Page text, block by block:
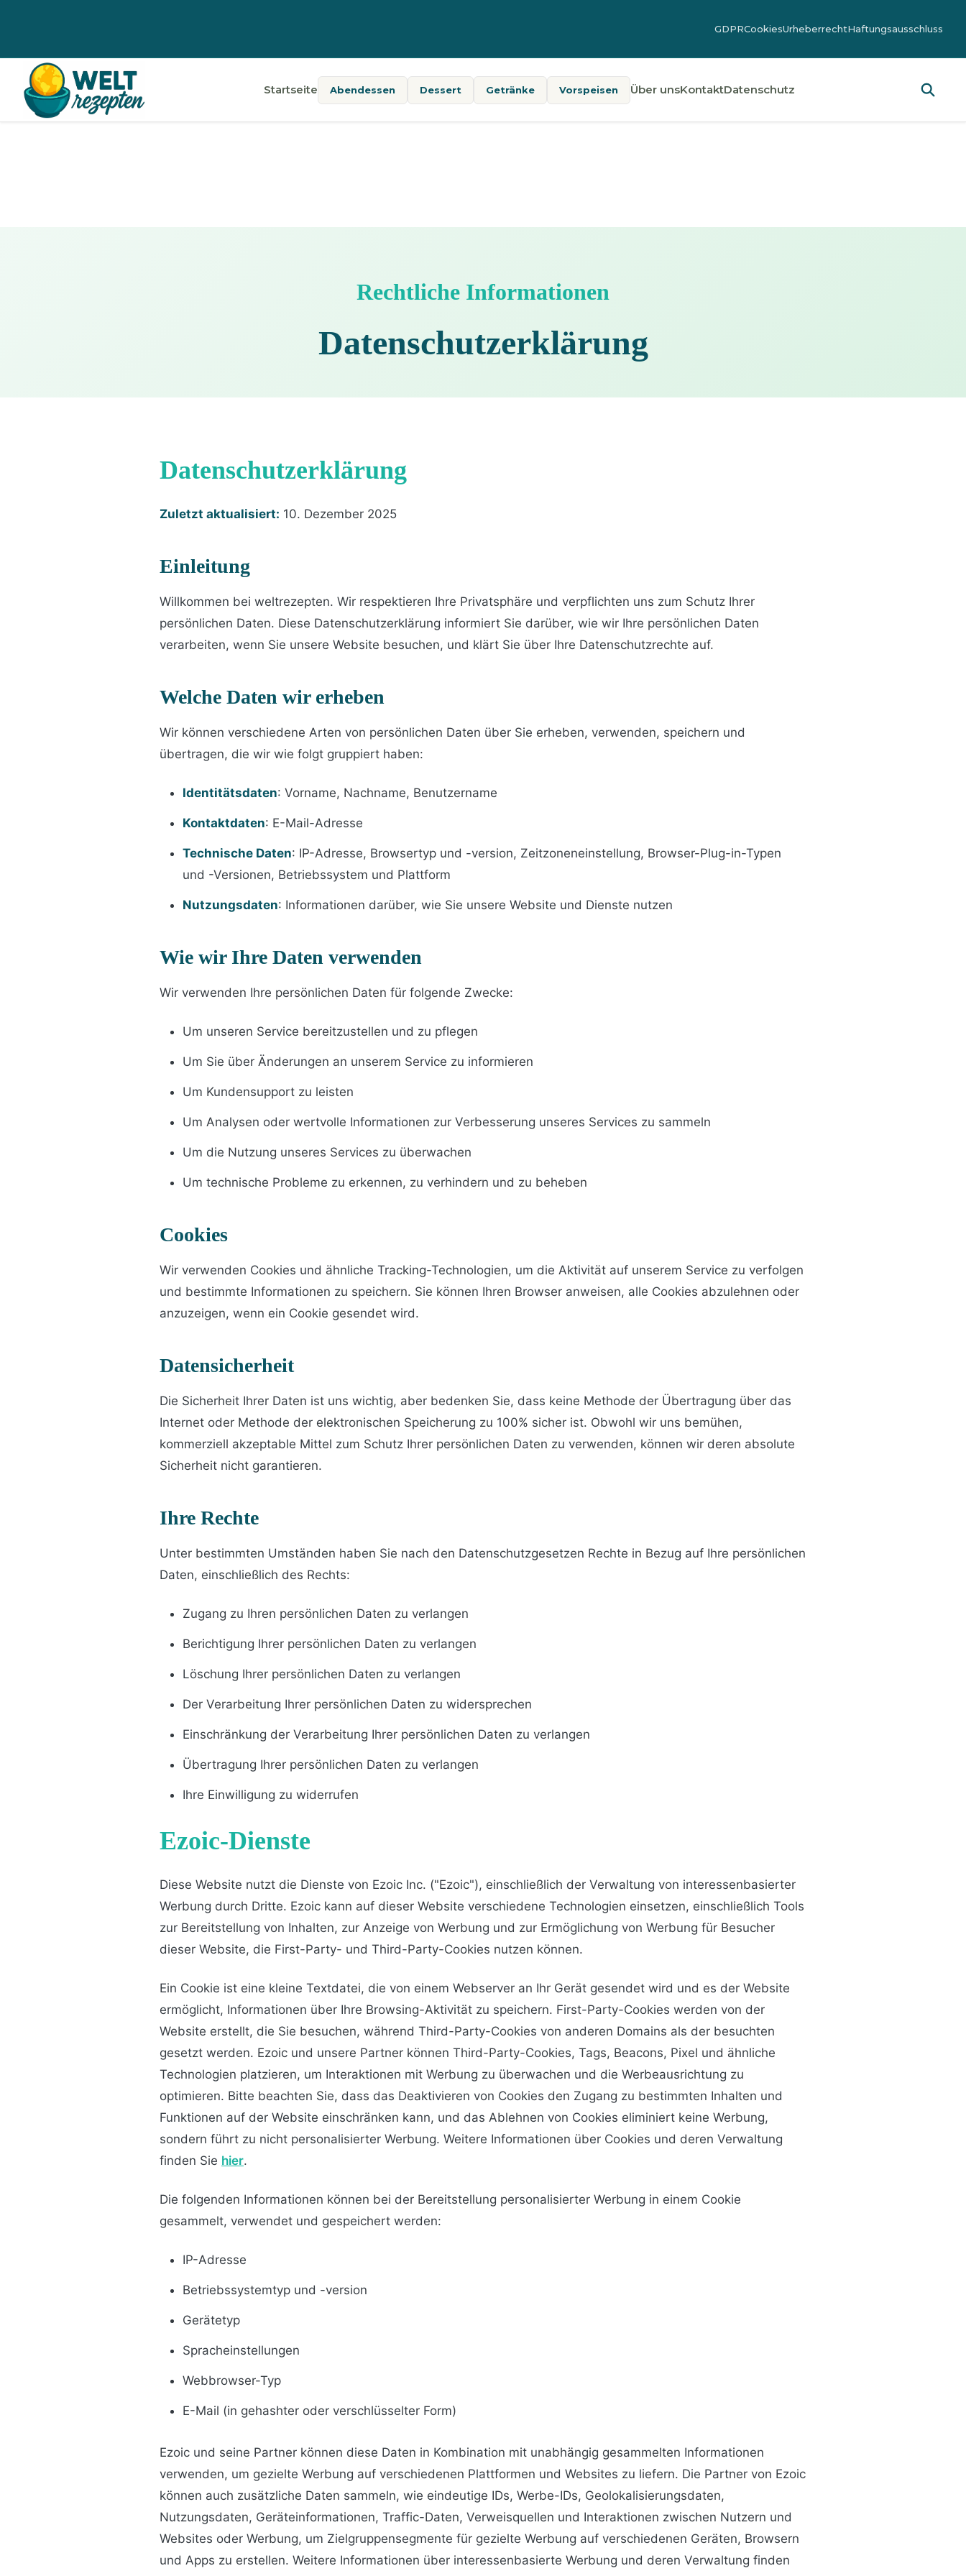
GDPRCookiesUrheberrechtHaftungsausschluss
Startseite Abendessen Dessert Getränke Vorspeisen Über unsKontaktDatenschutz
Rechtliche Informationen
Datenschutzerklärung
Datenschutzerklärung
Zuletzt aktualisiert: 10. Dezember 2025
Einleitung
Willkommen bei weltrezepten. Wir respektieren Ihre Privatsphäre und verpflichten uns zum Schutz Ihrer
persönlichen Daten. Diese Datenschutzerklärung informiert Sie darüber, wie wir Ihre persönlichen Daten
verarbeiten, wenn Sie unsere Website besuchen, und klärt Sie über Ihre Datenschutzrechte auf.
Welche Daten wir erheben
Wir können verschiedene Arten von persönlichen Daten über Sie erheben, verwenden, speichern und
übertragen, die wir wie folgt gruppiert haben:
Identitätsdaten: Vorname, Nachname, Benutzername
Kontaktdaten: E-Mail-Adresse
Technische Daten: IP-Adresse, Browsertyp und -version, Zeitzoneneinstellung, Browser-Plug-in-Typen
und -Versionen, Betriebssystem und Plattform
Nutzungsdaten: Informationen darüber, wie Sie unsere Website und Dienste nutzen
Wie wir Ihre Daten verwenden
Wir verwenden Ihre persönlichen Daten für folgende Zwecke:
Um unseren Service bereitzustellen und zu pflegen
Um Sie über Änderungen an unserem Service zu informieren
Um Kundensupport zu leisten
Um Analysen oder wertvolle Informationen zur Verbesserung unseres Services zu sammeln
Um die Nutzung unseres Services zu überwachen
Um technische Probleme zu erkennen, zu verhindern und zu beheben
Cookies
Wir verwenden Cookies und ähnliche Tracking-Technologien, um die Aktivität auf unserem Service zu verfolgen
und bestimmte Informationen zu speichern. Sie können Ihren Browser anweisen, alle Cookies abzulehnen oder
anzuzeigen, wenn ein Cookie gesendet wird.
Datensicherheit
Die Sicherheit Ihrer Daten ist uns wichtig, aber bedenken Sie, dass keine Methode der Übertragung über das
Internet oder Methode der elektronischen Speicherung zu 100% sicher ist. Obwohl wir uns bemühen,
kommerziell akzeptable Mittel zum Schutz Ihrer persönlichen Daten zu verwenden, können wir deren absolute
Sicherheit nicht garantieren.
Ihre Rechte
Unter bestimmten Umständen haben Sie nach den Datenschutzgesetzen Rechte in Bezug auf Ihre persönlichen
Daten, einschließlich des Rechts:
Zugang zu Ihren persönlichen Daten zu verlangen
Berichtigung Ihrer persönlichen Daten zu verlangen
Löschung Ihrer persönlichen Daten zu verlangen
Der Verarbeitung Ihrer persönlichen Daten zu widersprechen
Einschränkung der Verarbeitung Ihrer persönlichen Daten zu verlangen
Übertragung Ihrer persönlichen Daten zu verlangen
Ihre Einwilligung zu widerrufen
Ezoic-Dienste
Diese Website nutzt die Dienste von Ezoic Inc. ("Ezoic"), einschließlich der Verwaltung von interessenbasierter
Werbung durch Dritte. Ezoic kann auf dieser Website verschiedene Technologien einsetzen, einschließlich Tools
zur Bereitstellung von Inhalten, zur Anzeige von Werbung und zur Ermöglichung von Werbung für Besucher
dieser Website, die First-Party- und Third-Party-Cookies nutzen können.
Ein Cookie ist eine kleine Textdatei, die von einem Webserver an Ihr Gerät gesendet wird und es der Website
ermöglicht, Informationen über Ihre Browsing-Aktivität zu speichern. First-Party-Cookies werden von der
Website erstellt, die Sie besuchen, während Third-Party-Cookies von anderen Domains als der besuchten
gesetzt werden. Ezoic und unsere Partner können Third-Party-Cookies, Tags, Beacons, Pixel und ähnliche
Technologien platzieren, um Interaktionen mit Werbung zu überwachen und die Werbeausrichtung zu
optimieren. Bitte beachten Sie, dass das Deaktivieren von Cookies den Zugang zu bestimmten Inhalten und
Funktionen auf der Website einschränken kann, und das Ablehnen von Cookies eliminiert keine Werbung,
sondern führt zu nicht personalisierter Werbung. Weitere Informationen über Cookies und deren Verwaltung
finden Sie hier.
Die folgenden Informationen können bei der Bereitstellung personalisierter Werbung in einem Cookie
gesammelt, verwendet und gespeichert werden:
IP-Adresse
Betriebssystemtyp und -version
Gerätetyp
Spracheinstellungen
Webbrowser-Typ
E-Mail (in gehashter oder verschlüsselter Form)
Ezoic und seine Partner können diese Daten in Kombination mit unabhängig gesammelten Informationen
verwenden, um gezielte Werbung auf verschiedenen Plattformen und Websites zu liefern. Die Partner von Ezoic
können auch zusätzliche Daten sammeln, wie eindeutige IDs, Werbe-IDs, Geolokalisierungsdaten,
Nutzungsdaten, Geräteinformationen, Traffic-Daten, Verweisquellen und Interaktionen zwischen Nutzern und
Websites oder Werbung, um Zielgruppensegmente für gezielte Werbung auf verschiedenen Geräten, Browsern
und Apps zu erstellen. Weitere Informationen über interessenbasierte Werbung und deren Verwaltung finden